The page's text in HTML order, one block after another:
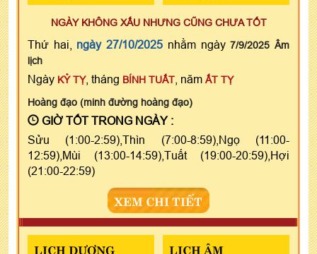
NGÀY KHÔNG XẤU NHƯNG CŨNG CHƯA TỐT
Thứ hai, ngày 27/10/2025 nhằm ngày7/9/2025 Âm
lịch
Ngày KỶ TỴ, tháng BÍNH TUẤT , năm ẤT TỴ
Hoàng đạo (minh đường hoàng đạo)
GIỜ TỐT TRONG NGÀY :
Sửu (1:00-2:59),Thìn (7:00-8:59),Ngọ (11:00-
12:59),Mùi (13:00-14:59),Tuất (19:00-20:59),Hợi
(21:00-22:59)
XEM CHI TIẾT
LỊCH DƯƠNG LỊCH ÂM